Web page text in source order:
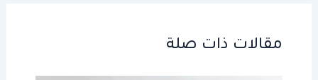
مقالات ذات صلة